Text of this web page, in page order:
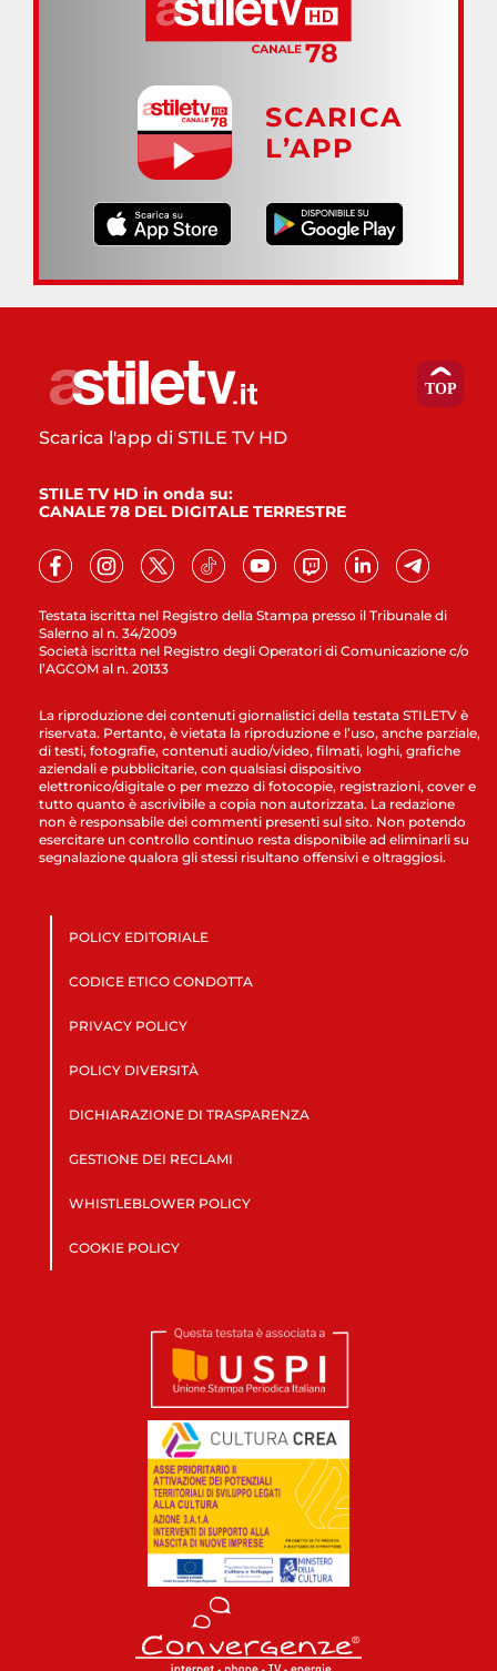
SCARICA
L’APP
Testata iscritta nel Registro della Stampa presso il Tribunale di
Salerno al n. 34/2009
Società iscritta nel Registro degli Operatori di Comunicazione c/o
l’AGCOM al n. 20133
Scarica l'app di STILE TV HD
STILE TV HD in onda su:
CANALE 78 DEL DIGITALE TERRESTRE
La riproduzione dei contenuti giornalistici della testata STILETV è
riservata. Pertanto, è vietata la riproduzione e l’uso, anche parziale,
di testi, fotografie, contenuti audio/video, filmati, loghi, grafiche
aziendali e pubblicitarie, con qualsiasi dispositivo
elettronico/digitale o per mezzo di fotocopie, registrazioni, cover e
tutto quanto è ascrivibile a copia non autorizzata. La redazione
non è responsabile dei commenti presenti sul sito. Non potendo
esercitare un controllo continuo resta disponibile ad eliminarli su
segnalazione qualora gli stessi risultano offensivi e oltraggiosi.
POLICY EDITORIALE
CODICE ETICO CONDOTTA
PRIVACY POLICY
POLICY DIVERSITÀ
DICHIARAZIONE DI TRASPARENZA
GESTIONE DEI RECLAMI
WHISTLEBLOWER POLICY
COOKIE POLICY